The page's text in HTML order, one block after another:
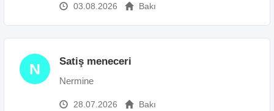
03.08.2026 Bakı
N Satiş meneceri
Nermine
28.07.2026 Bakı